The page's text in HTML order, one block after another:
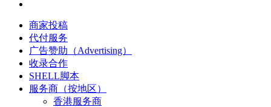
商家投稿
代付服务
广告赞助（Advertising）
收录合作
SHELL脚本
服务商（按地区）
香港服务商